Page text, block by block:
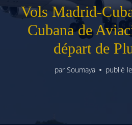
Vols Madrid-
Cubana de
départ de
par Soumaya publié le